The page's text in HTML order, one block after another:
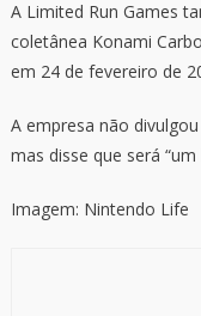
A Limited Run Games
coletânea Konami
em 24 de fevereiro de
A empresa não
mas disse que será
Imagem: Nintendo Life